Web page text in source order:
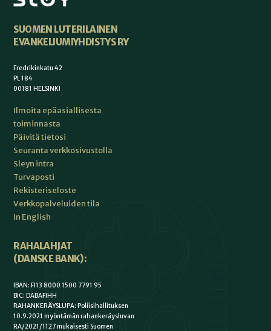
SUOMEN LUTERILAINEN
EVANKELIUMIYHDISTYS RY
Fredrikinkatu 42
PL 184
00181 HELSINKI
Ilmoita epäasiallisesta
toiminnasta
Päivitä tietosi
Seuranta verkkosivustolla
Sleyn intra
Turvaposti
Rekisteriseloste
Verkkopalveluiden tila
In English
RAHALAHJAT
(DANSKE BANK):
IBAN: FI13 8000 1500 7791 95
BIC: DABAFIHH
RAHANKERÄYSLUPA: Poliisihallituksen
10.9.2021 myöntämän rahankeräysluvan
RA/2021/1127 mukaisesti Suomen